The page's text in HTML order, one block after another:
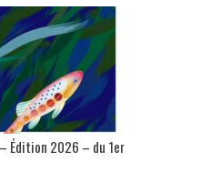
Édition 2026 – du 1er